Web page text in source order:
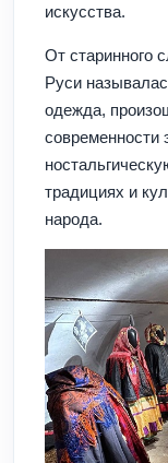
искусства.
От старинного
Руси
одежда,
современности
традициях и
народа.